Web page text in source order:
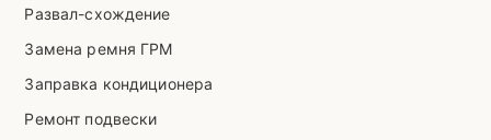
Развал-схождение
Замена ремня ГРМ
Заправка кондиционера
Ремонт подвески